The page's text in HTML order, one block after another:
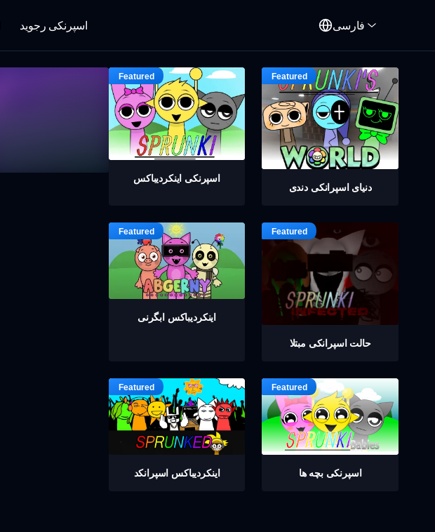
اسپرنکی رجوید فارسی
اسپرنکی اینکردیباکس
دنیای اسپرانکی دندی
اینکردیباكس ابگرنی
حالت اسپرانکی مبتلا
اینکردیباكس اسپرانکد اسپرنکی بچه ها